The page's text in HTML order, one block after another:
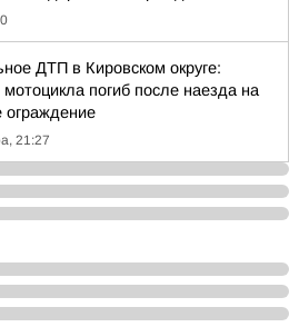
ДТП в Кировском округе:
погиб после наезда на
ограждение
21:27